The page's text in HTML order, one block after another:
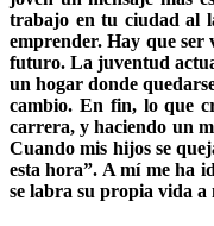
trabajo en tu ciudad al
emprender. Hay que ser
futuro. La juventud
un hogar donde
cambio. En fin, lo que
carrera, y haciendo un
Cuando mis hijos se
esta hora”. A mí me ha
se labra su propia vida a